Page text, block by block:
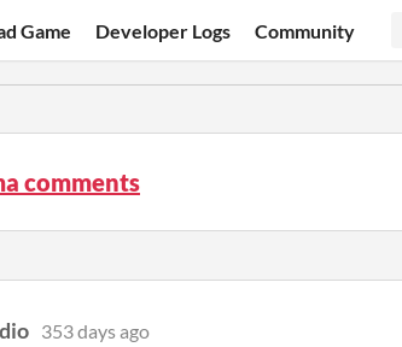
Game Developer Logs Community
comments
353 days ago